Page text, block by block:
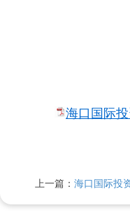
海口国际
上一篇： 海口国际投